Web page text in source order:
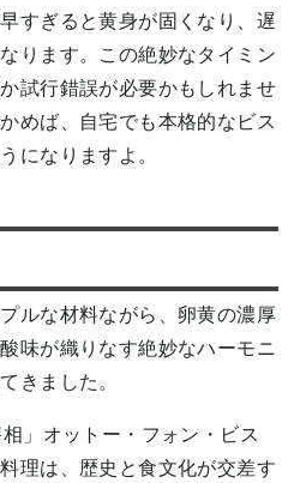
すぎると黄身が固くなり、遅
ります。この絶妙なタイミン
試行錯誤が必要かもしれませ
めば、自宅でも本格的なビス
になりますよ。
ルな材料ながら、卵黄の濃厚
味が織りなす絶妙なハーモニ
きました。
」オットー・フォン・ビス
理は、歴史と食文化が交差す